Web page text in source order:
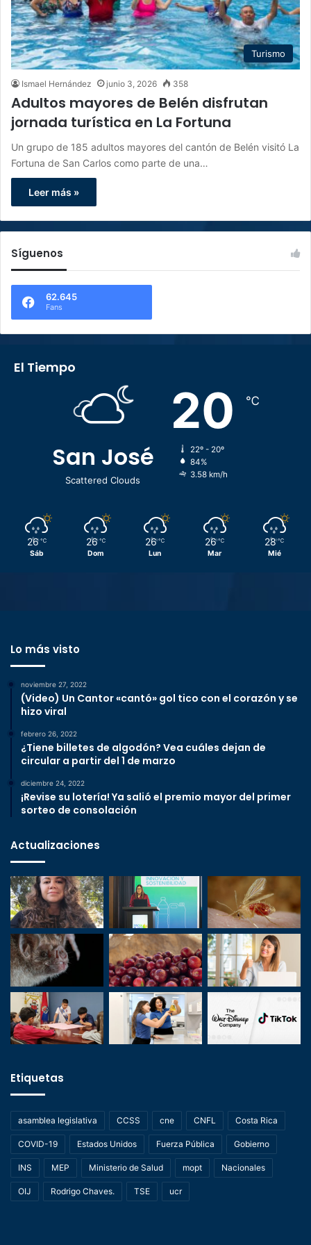
Turismo
Ismael Hernández junio 3, 2026 358
Adultos mayores de Belén disfrutan
jornada turística en La Fortuna
Un grupo de 185 adultos mayores del cantón de Belén visitó La
Fortuna de San Carlos como parte de una…
Leer más »
Síguenos
62.645
Fans
El Tiempo
San José
Scattered Clouds
20 ℃
22º - 20º
84%
3.58 km/h
26 ℃
Sáb
26 ℃
Dom
26 ℃
Lun
26 ℃
Mar
28 ℃
Mié
Lo más visto
noviembre 27, 2022
(Video) Un Cantor «cantó» gol tico con el corazón y se
hizo viral
febrero 26, 2022
¿Tiene billetes de algodón? Vea cuáles dejan de
circular a partir del 1 de marzo
diciembre 24, 2022
¡Revise su lotería! Ya salió el premio mayor del primer
sorteo de consolación
Actualizaciones
Etiquetas
asamblea legislativa CCSS cne CNFL Costa Rica
COVID-19 Estados Unidos Fuerza Pública Gobierno
INS MEP Ministerio de Salud mopt Nacionales
OIJ Rodrigo Chaves. TSE ucr